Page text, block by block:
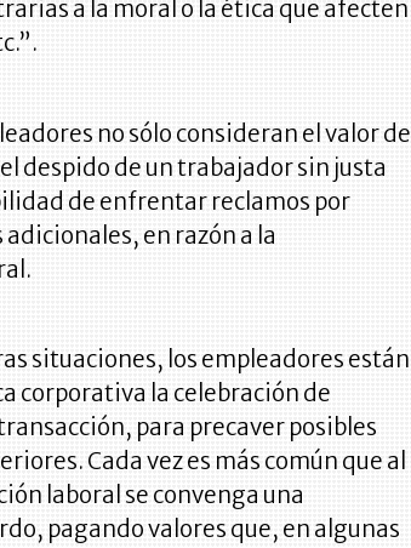
a la moral o la ética que afecten
no sólo consideran el valor de
despido de un trabajador sin justa
de enfrentar reclamos por
en razón a la
situaciones, los empleadores están
corporativa la celebración de
para precaver posibles
Cada vez es más común que al
laboral se convenga una
pagando valores que, en algunas